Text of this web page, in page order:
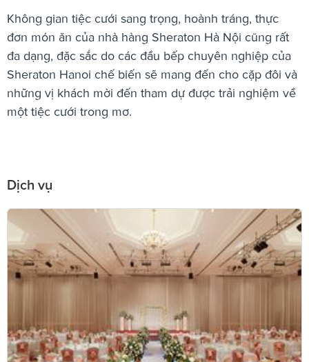
Không gian tiệc cưới sang trọng, hoành tráng, thực
đơn món ăn của nhà hàng Sheraton Hà Nội cũng rất
đa dạng, đặc sắc do các đầu bếp chuyên nghiệp của
Sheraton Hanoi chế biến sẽ mang đến cho cặp đôi và
những vị khách mời đến tham dự được trải nghiệm về
một tiệc cưới trong mơ.
Dịch vụ